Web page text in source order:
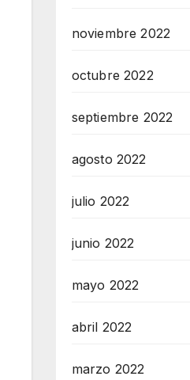
noviembre 2022
octubre 2022
septiembre 2022
agosto 2022
julio 2022
junio 2022
mayo 2022
abril 2022
marzo 2022